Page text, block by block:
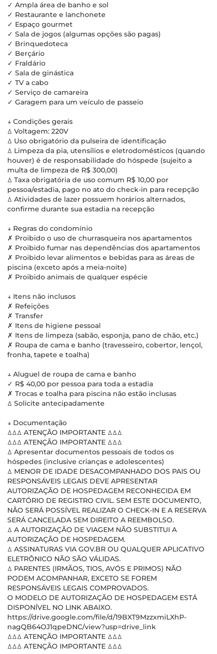
✓ Ampla área de banho e sol
✓ Restaurante e lanchonete
✓ Espaço gourmet
✓ Sala de jogos (algumas opções são pagas)
✓ Brinquedoteca
✓ Berçário
✓ Fraldário
✓ Sala de ginástica
✓ TV a cabo
✓ Serviço de camareira
✓ Garagem para um veículo de passeio
↓ Condições gerais
ꕔ Voltagem: 220V
ꕔ Uso obrigatório da pulseira de identificação
ꕔ Limpeza da pia, utensílios e eletrodomésticos (quando
houver) é de responsabilidade do hóspede (sujeito a
multa de limpeza de R$ 300,00)
ꕔ Taxa obrigatória de uso comum R$ 10,00 por
pessoa/estadia, pago no ato do check-in para recepção
ꕔ Atividades de lazer possuem horários alternados,
confirme durante sua estadia na recepção
↓ Regras do condomínio
✗ Proibido o uso de churrasqueira nos apartamentos
✗ Proibido fumar nas dependências dos apartamentos
✗ Proibido levar alimentos e bebidas para as áreas de
piscina (exceto após a meia-noite)
✗ Proibido animais de qualquer espécie
↓ Itens não inclusos
✗ Refeições
✗ Transfer
✗ Itens de higiene pessoal
✗ Itens de limpeza (sabão, esponja, pano de chão, etc.)
✗ Roupa de cama e banho (travesseiro, cobertor, lençol,
fronha, tapete e toalha)
↓ Aluguel de roupa de cama e banho
✓ R$ 40,00 por pessoa para toda a estadia
✗ Trocas e toalha para piscina não estão inclusas
ꕔ Solicite antecipadamente
↓ Documentação
ꕔꕔꕔ ATENÇÃO IMPORTANTE ꕔꕔꕔ
ꕔꕔꕔ ATENÇÃO IMPORTANTE ꕔꕔꕔ
ꕔ Apresentar documentos pessoais de todos os
hóspedes (inclusive crianças e adolescentes)
ꕔ MENOR DE IDADE DESACOMPANHADO DOS PAIS OU
RESPONSÁVEIS LEGAIS DEVE APRESENTAR
AUTORIZAÇÃO DE HOSPEDAGEM RECONHECIDA EM
CARTÓRIO DE REGISTRO CIVIL. SEM ESTE DOCUMENTO,
NÃO SERÁ POSSÍVEL REALIZAR O CHECK-IN E A RESERVA
SERÁ CANCELADA SEM DIREITO A REEMBOLSO.
ꕔ A AUTORIZAÇÃO DE VIAGEM NÃO SUBSTITUI A
AUTORIZAÇÃO DE HOSPEDAGEM.
ꕔ ASSINATURAS VIA GOV.BR OU QUALQUER APLICATIVO
ELETRÔNICO NÃO SÃO VÁLIDAS.
ꕔ PARENTES (IRMÃOS, TIOS, AVÓS E PRIMOS) NÃO
PODEM ACOMPANHAR, EXCETO SE FOREM
RESPONSÁVEIS LEGAIS COMPROVADOS.
O MODELO DE AUTORIZAÇÃO DE HOSPEDAGEM ESTÁ
DISPONÍVEL NO LINK ABAIXO.
https://drive.google.com/file/d/19BXT9MzzxmiLXhP-
nagQB64OJ1qpeDNC/view?usp=drive_link
ꕔꕔꕔ ATENÇÃO IMPORTANTE ꕔꕔꕔ
ꕔꕔꕔ ATENÇÃO IMPORTANTE ꕔꕔꕔ